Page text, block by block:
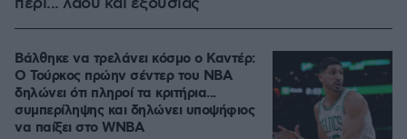
περί... λαού και εξουσίας
Βάλθηκε να τρελάνει κόσμο ο Καντέρ:
Ο Τούρκος πρώην σέντερ του NBA
δηλώνει ότι πληροί τα κριτήρια...
συμπερίληψης και δηλώνει υποψήφιος
να παίξει στο WNBA